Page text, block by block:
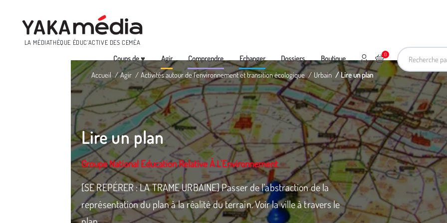
LA MÉDIATHÈQUE ÉDUC’ACTIVE DES CEMÉA
Recherche
Menu
Coups de ♥ Agir Comprendre Echanger Dossiers Boutique 0
Ajouter au panier
Mon compte
Accueil Agir Activités autour de l'environnement et transition écologique Urbain Lire un plan
Lire un plan
Groupe National Education Relative À L'Environnement
[SE REPÉRER : LA TRAME URBAINE] Passer de l’abstraction de la
représentation du plan à la réalité du terrain. Voir la ville à travers le